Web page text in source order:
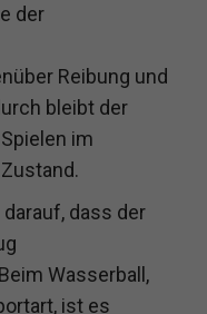
der
Reibung und
bleibt der
im
dass der
Wasserball,
ist es